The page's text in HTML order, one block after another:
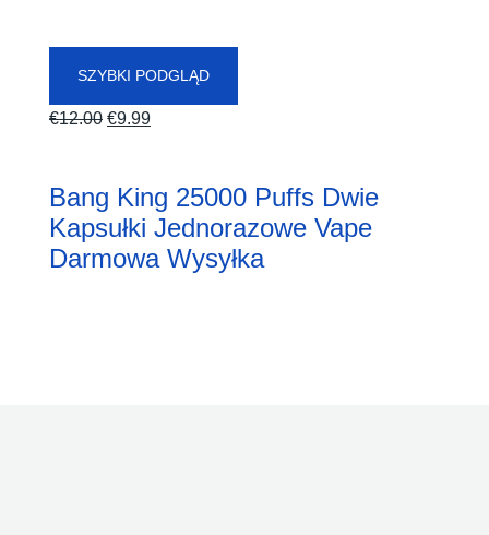
SZYBKI PODGLĄD
€12.00 Pierwotna
€12.00.
€9.99Aktualna
Bang King 25000 Puffs Dwie
Kapsułki Jednorazowe Vape
Darmowa Wysyłka